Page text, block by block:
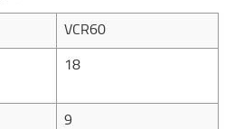
VCR60
18
9